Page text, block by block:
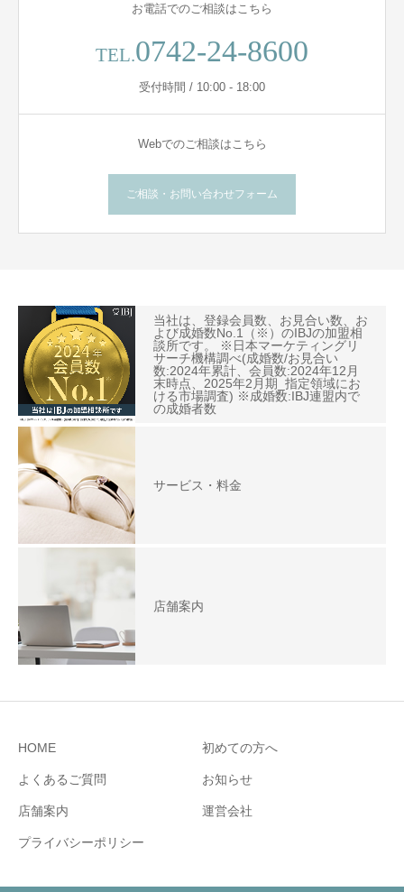
お電話でのご相談はこちら
TEL.0742-24-8600
受付時間 / 10:00 - 18:00
Webでのご相談はこちら
ご相談・お問い合わせフォーム
当社は、登録会員数、お見合い数、お
よび成婚数No.1（※）のIBJの加盟相
談所です。 ※日本マーケティングリ
サーチ機構調べ(成婚数/お見合い
数:2024年累計、会員数:2024年12月
末時点、2025年2月期_指定領域にお
ける市場調査) ※成婚数:IBJ連盟内で
の成婚者数
サービス・料金
店舗案内
HOME 初めての方へ
よくあるご質問 お知らせ
店舗案内 運営会社
プライバシーポリシー